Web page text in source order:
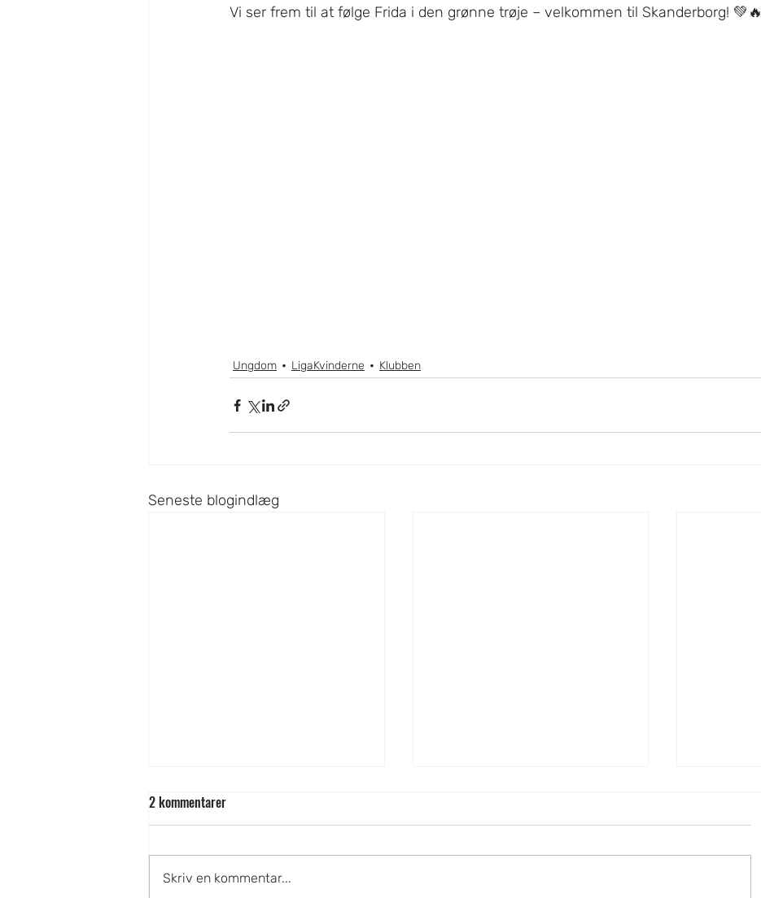
Vi ser frem til at følge Frida i den grønne trøje – velkommen til Skanderborg! 💚🔥
Ungdom LigaKvinderne Klubben
Seneste blogindlæg
2 kommentarer
Skriv en kommentar...